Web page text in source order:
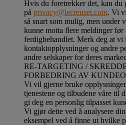
Hvis du foretrekker det, kan du
på privacy@lecreuset.com. Vi
så snart som mulig, men under
kunne motta flere meldinger før
ferdigbehandlet. Merk deg at vi
kontaktopplysninger og andre
andre selskaper for deres
RE-TARGETING /
FORBEDRING AV
Vi vil gjerne bruke
tjenestene og tilbudene våre til
gi deg en personlig tilpasset
Vi gjør dette ved å analysere
eksempel ved å finne ut hvilke